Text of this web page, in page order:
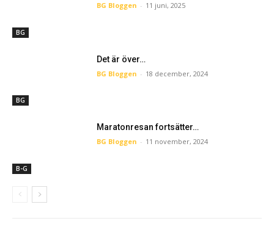
BG
BG Bloggen - 11 juni, 2025
BG
Det är över…
BG Bloggen - 18 december, 2024
B-G
Maratonresan fortsätter…
BG Bloggen - 11 november, 2024